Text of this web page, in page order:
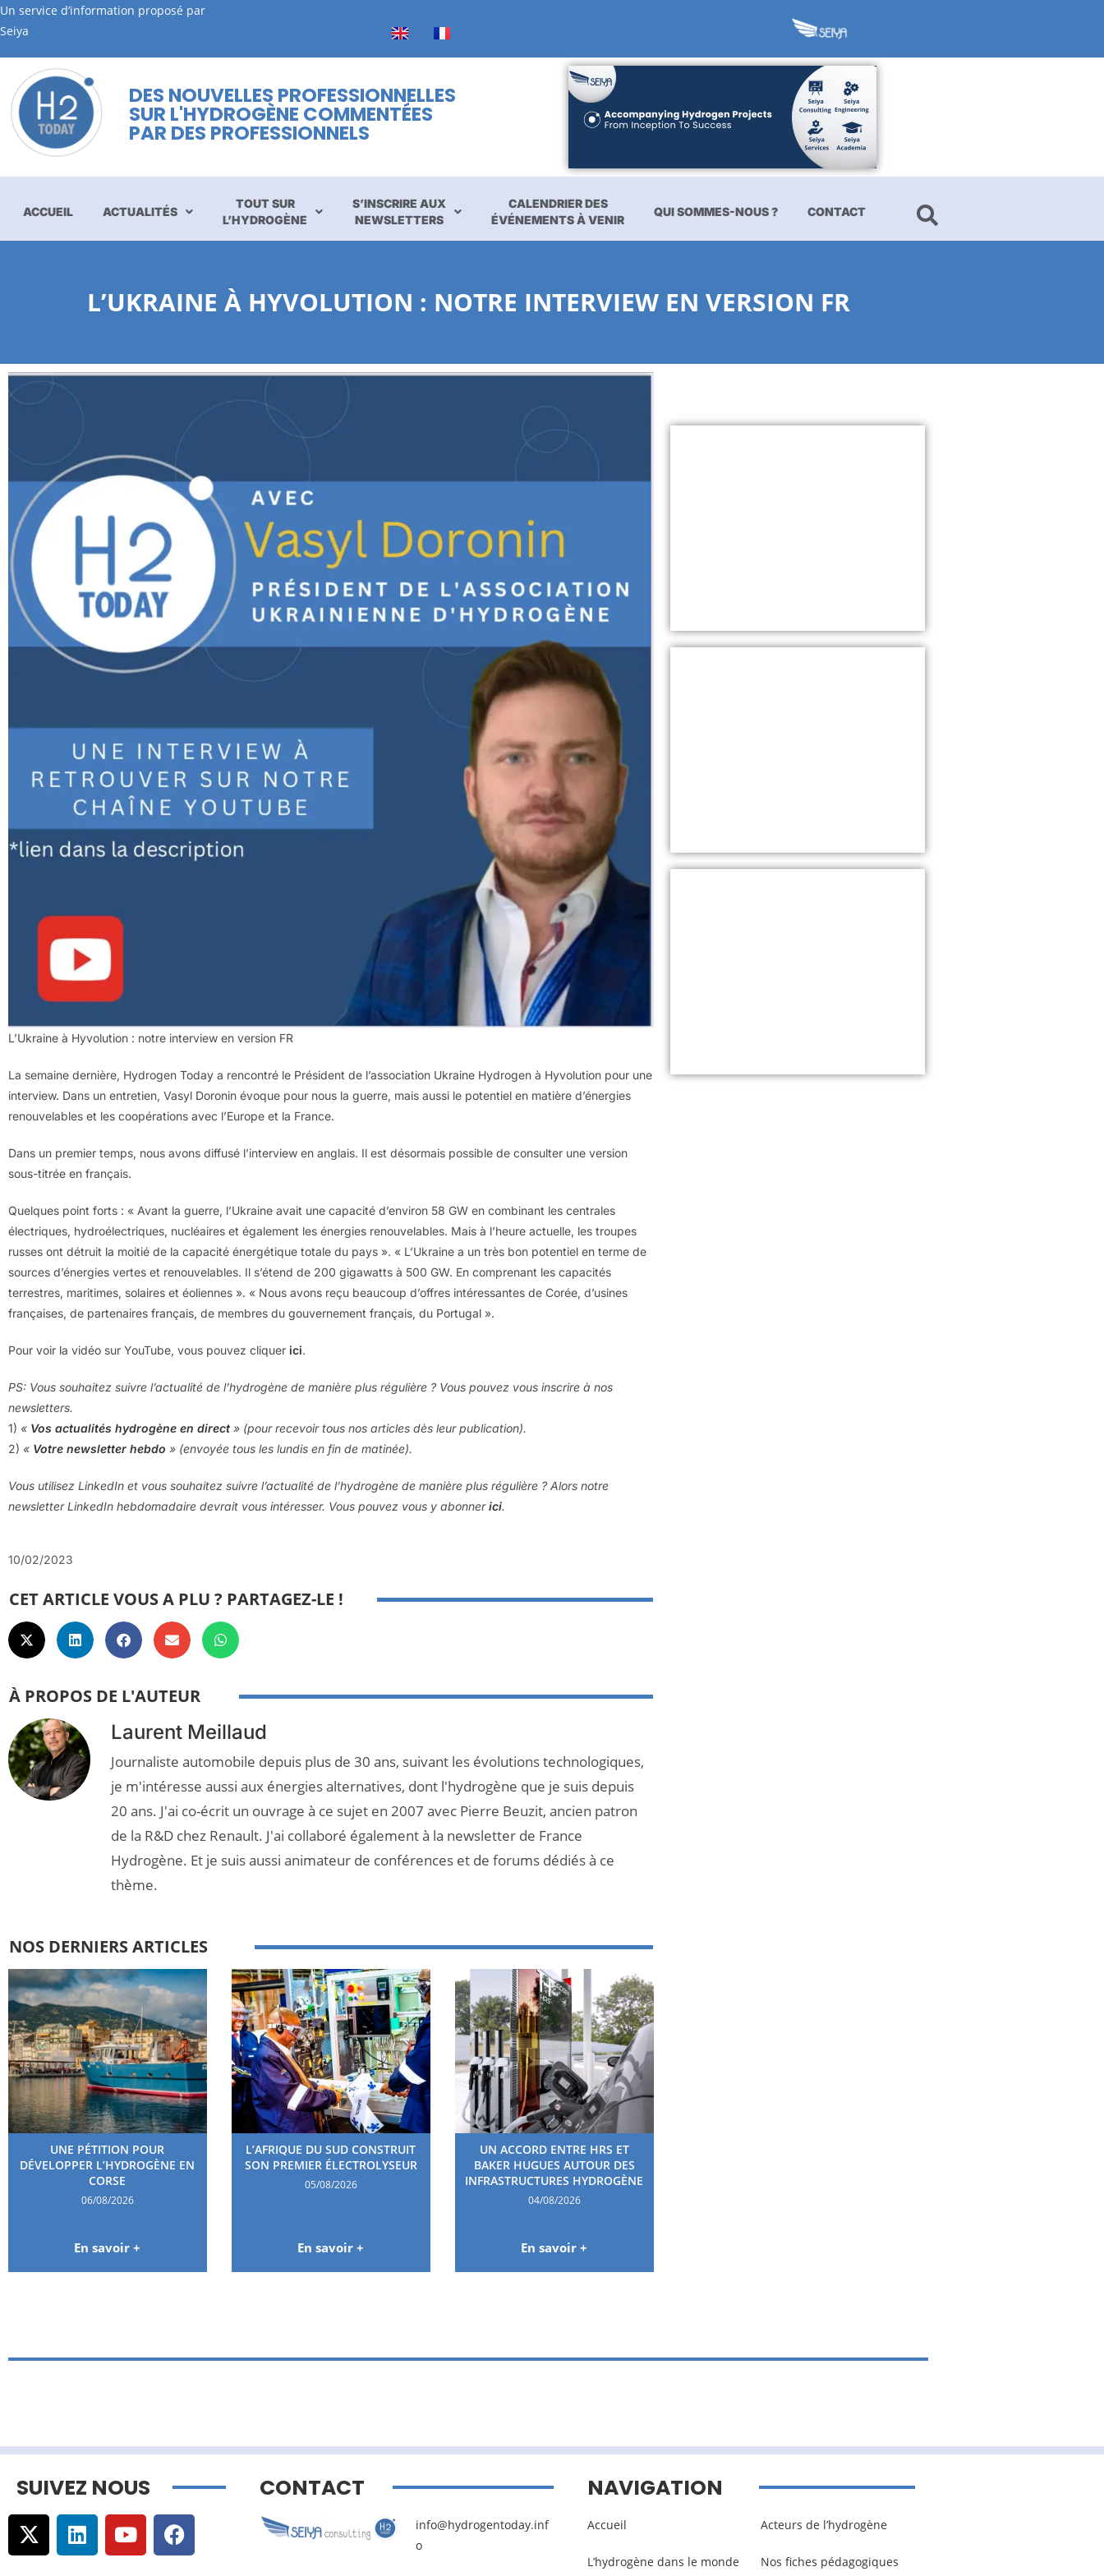
Un service d’information proposé par
Seiya
DES NOUVELLES PROFESSIONNELLES
SUR L'HYDROGÈNE COMMENTÉES
PAR DES PROFESSIONNELS
ACCUEIL ACTUALITÉS
TOUT SUR
L’HYDROGÈNE
S’INSCRIRE AUX
NEWSLETTERS
CALENDRIER DES
ÉVÉNEMENTS À VENIR
QUI SOMMES-NOUS ? CONTACT
L’UKRAINE À HYVOLUTION : NOTRE INTERVIEW EN VERSION FR
L’Ukraine à Hyvolution : notre interview en version FR
La semaine dernière, Hydrogen Today a rencontré le Président de l’association Ukraine Hydrogen à Hyvolution pour une
interview. Dans un entretien, Vasyl Doronin évoque pour nous la guerre, mais aussi le potentiel en matière d’énergies
renouvelables et les coopérations avec l’Europe et la France.
Dans un premier temps, nous avons diffusé l’interview en anglais. Il est désormais possible de consulter une version
sous-titrée en français.
Quelques point forts : « Avant la guerre, l’Ukraine avait une capacité d’environ 58 GW en combinant les centrales
électriques, hydroélectriques, nucléaires et également les énergies renouvelables. Mais à l’heure actuelle, les troupes
russes ont détruit la moitié de la capacité énergétique totale du pays ». « L’Ukraine a un très bon potentiel en terme de
sources d’énergies vertes et renouvelables. Il s’étend de 200 gigawatts à 500 GW. En comprenant les capacités
terrestres, maritimes, solaires et éoliennes ». « Nous avons reçu beaucoup d’offres intéressantes de Corée, d’usines
françaises, de partenaires français, de membres du gouvernement français, du Portugal ».
Pour voir la vidéo sur YouTube, vous pouvez cliquer ici.
PS: Vous souhaitez suivre l’actualité de l’hydrogène de manière plus régulière ? Vous pouvez vous inscrire à nos
newsletters.
1) « Vos actualités hydrogène en direct » (pour recevoir tous nos articles dès leur publication).
2) « Votre newsletter hebdo » (envoyée tous les lundis en fin de matinée).
Vous utilisez LinkedIn et vous souhaitez suivre l’actualité de l’hydrogène de manière plus régulière ? Alors notre
newsletter LinkedIn hebdomadaire devrait vous intéresser. Vous pouvez vous y abonnerici.
10/02/2023
CET ARTICLE VOUS A PLU ? PARTAGEZ-LE !
À PROPOS DE L'AUTEUR
Laurent Meillaud
Journaliste automobile depuis plus de 30 ans, suivant les évolutions technologiques,
je m'intéresse aussi aux énergies alternatives, dont l'hydrogène que je suis depuis
20 ans. J'ai co-écrit un ouvrage à ce sujet en 2007 avec Pierre Beuzit, ancien patron
de la R&D chez Renault. J'ai collaboré également à la newsletter de France
Hydrogène. Et je suis aussi animateur de conférences et de forums dédiés à ce
thème.
NOS DERNIERS ARTICLES
UNE PÉTITION POUR
DÉVELOPPER L’HYDROGÈNE EN
CORSE
06/08/2026
En savoir +
L’AFRIQUE DU SUD CONSTRUIT
SON PREMIER ÉLECTROLYSEUR
05/08/2026
En savoir +
UN ACCORD ENTRE HRS ET
BAKER HUGUES AUTOUR DES
INFRASTRUCTURES HYDROGÈNE
04/08/2026
En savoir +
SUIVEZ NOUS CONTACT
info@hydrogentoday.inf
o
NAVIGATION
Accueil
L’hydrogène dans le monde
Acteurs de l’hydrogène
Nos fiches pédagogiques